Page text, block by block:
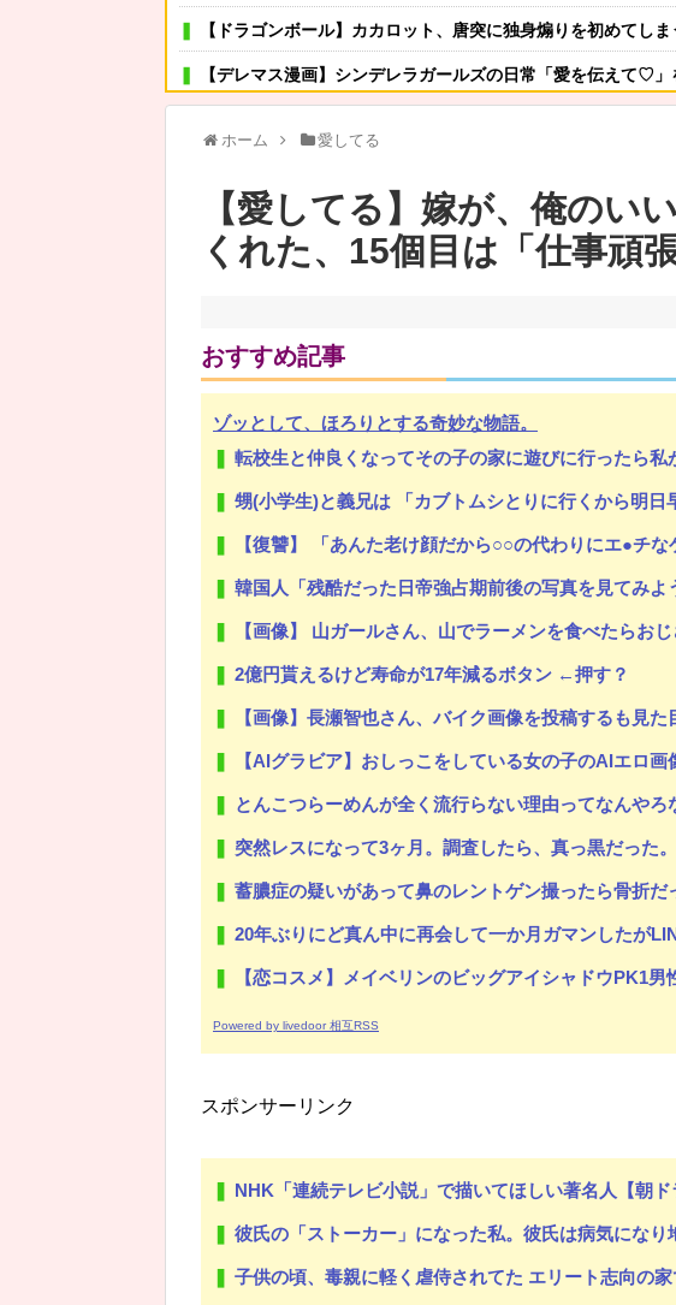
【ドラゴンボール】カカロット、唐突に独身煽りを初めてし
【デレマス漫画】シンデレラガールズの日常「愛を伝えて♡」
その店には腕のいいバーテンダーがいた。このグラスに１杯たのむよ→彼の見事なテク
これまで結婚手前で3回も破談した経験がある私。どこで相手を見分
ショートスリーパーで有名なインフルエンサー、視聴者から「寝た方がいい」
ホーム 愛してる
【愛してる】嫁が、俺のい
くれた、15個目は「仕事頑
おすすめ記事
ゾッとして、ほろりとする奇妙な物語。
転校生と仲良くなってその子の家に遊びに行ったら
甥(小学生)と義兄は 「カブトムシとりに行くから明日早
【復讐】 「あんた老け顔だから○○の代わりにエ●チなゲーム買ってきてあげ
韓国人「残酷だった日帝強占期前後の写真を見てみよ
【画像】 山ガールさん、山でラーメンを食べたらお
2億円貰えるけど寿命が17年減るボタン ←押す？
【画像】長瀬智也さん、バイク画像を投稿するも見た目が汚らし
【AIグラビア】おしっこをしている女の子のAIエロ
とんこつらーめんが全く流行らない理由ってなんやろ
突然レスになって3ヶ月。調査したら、真っ黒だった。もし嫁が目を覚ますならと、少しは再構築もと考え
蓄膿症の疑いがあって鼻のレントゲン撮ったら骨折だった。そういや幼稚園の頃顔面着地
20年ぶりにど真ん中に再会して一か月ガマンしたがLINEで「たまに二人で昔話が
【恋コスメ】メイベリンのビッグアイシャドウPK1男
Powered by livedoor 相互RSS
スポンサーリンク
NHK「連続テレビ小説」で描いてほしい著名人【朝ド
彼氏の「ストーカー」になった私。彼氏は病気になり地元に帰
子供の頃、毒親に軽く虐侍されてた エリート志向の家で、成績がクラス一番じゃないと、髪掴んで家中引き